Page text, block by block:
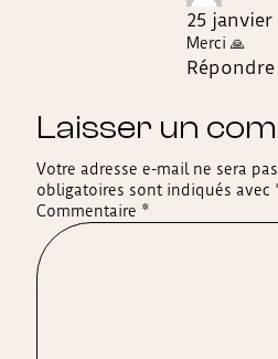
25 janvier
Merci 🙏
Répondre
Laisser un
Votre adresse e-mail ne sera
obligatoires sont indiqués avec
Commentaire *